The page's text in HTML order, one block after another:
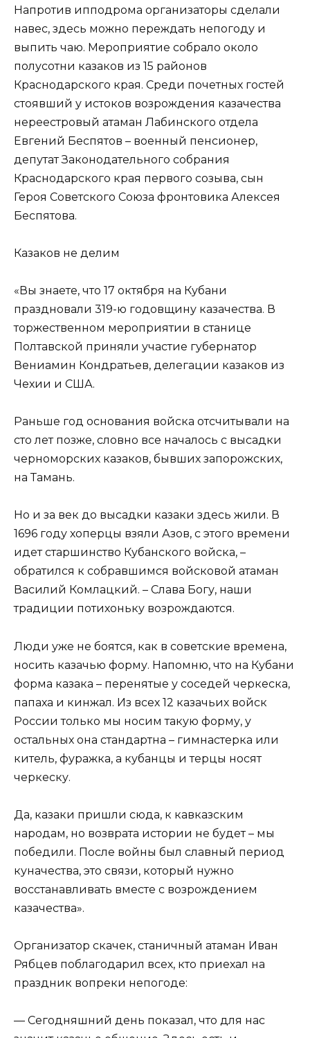
Напротив ипподрома организаторы сделали
навес, здесь можно переждать непогоду и
выпить чаю. Мероприятие собрало около
полусотни казаков из 15 районов
Краснодарского края. Среди почетных гостей
стоявший у истоков возрождения казачества
нереестровый атаман Лабинского отдела
Евгений Беспятов – военный пенсионер,
депутат Законодательного собрания
Краснодарского края первого созыва, сын
Героя Советского Союза фронтовика Алексея
Беспятова.
Казаков не делим
«Вы знаете, что 17 октября на Кубани
праздновали 319-ю годовщину казачества. В
торжественном мероприятии в станице
Полтавской приняли участие губернатор
Вениамин Кондратьев, делегации казаков из
Чехии и США.
Раньше год основания войска отсчитывали на
сто лет позже, словно все началось с высадки
черноморских казаков, бывших запорожских,
на Тамань.
Но и за век до высадки казаки здесь жили. В
1696 году хоперцы взяли Азов, с этого времени
идет старшинство Кубанского войска, –
обратился к собравшимся войсковой атаман
Василий Комлацкий. – Слава Богу, наши
традиции потихоньку возрождаются.
Люди уже не боятся, как в советские времена,
носить казачью форму. Напомню, что на Кубани
форма казака – перенятые у соседей черкеска,
папаха и кинжал. Из всех 12 казачьих войск
России только мы носим такую форму, у
остальных она стандартна – гимнастерка или
китель, фуражка, а кубанцы и терцы носят
черкеску.
Да, казаки пришли сюда, к кавказским
народам, но возврата истории не будет – мы
победили. После войны был славный период
куначества, это связи, который нужно
восстанавливать вместе с возрождением
казачества».
Организатор скачек, станичный атаман Иван
Рябцев поблагодарил всех, кто приехал на
праздник вопреки непогоде:
— Сегодняшний день показал, что для нас